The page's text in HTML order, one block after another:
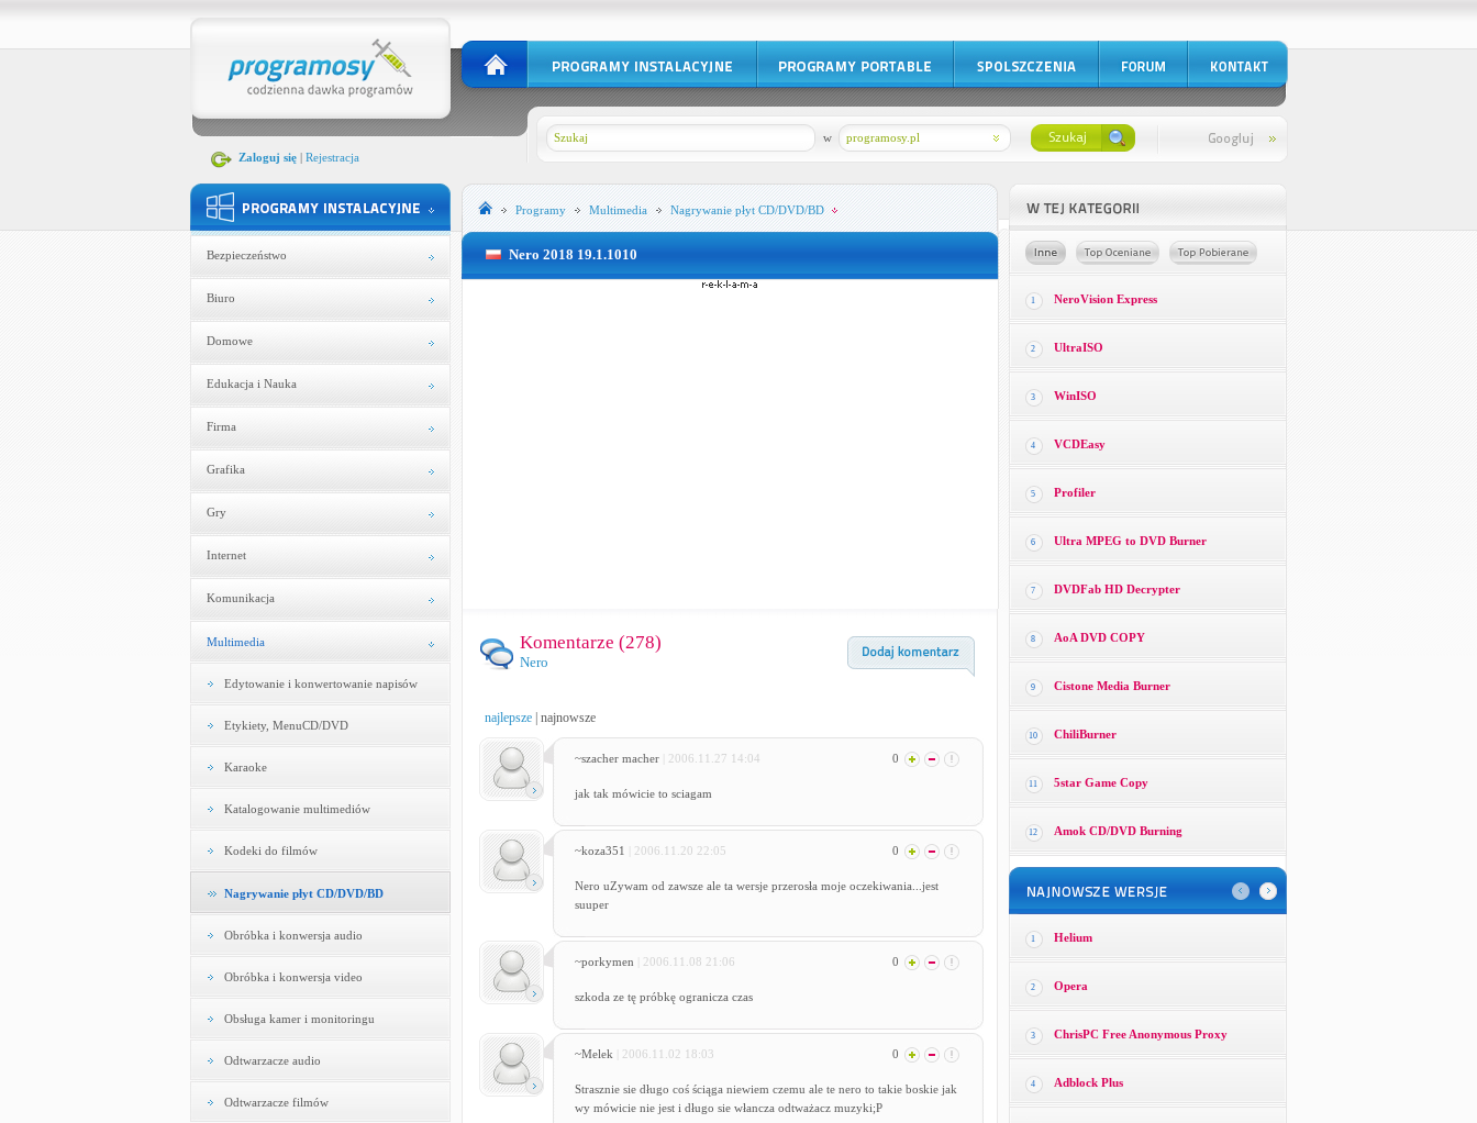
Zaloguj się| Rejestracja
programosy.pl
w
Bezpieczeństwo
Biuro
Domowe
Edukacja i Nauka
Firma
Grafika
Gry
Internet
Komunikacja
Multimedia
Edytowanie i konwertowanie napisów
Etykiety, MenuCD/DVD
Karaoke
Katalogowanie multimediów
Kodeki do filmów
Nagrywanie płyt CD/DVD/BD
Obróbka i konwersja audio
Obróbka i konwersja video
Obsługa kamer i monitoringu
Odtwarzacze audio
Odtwarzacze filmów
Programy Multimedia Nagrywanie płyt CD/DVD/BD
Nero 2018 19.1.1010
Komentarze (278)
Nero
najlepsze| najnowsze
~szacher macher | 2006.11.27 14:04 0
jak tak mówicie to sciagam
~koza351 | 2006.11.20 22:05 0
Nero uZywam od zawsze ale ta wersje przerosła moje oczekiwania...jest
suuper
~porkymen | 2006.11.08 21:06 0
szkoda ze tę próbkę ogranicza czas
~Melek | 2006.11.02 18:03 0
Strasznie sie długo coś ściąga niewiem czemu ale te nero to takie boskie jak
wy mówicie nie jest i długo sie włancza odtważacz muzyki;P
1 NeroVision Express
2 UltraISO
3 WinISO
4 VCDEasy
5 Profiler
6 Ultra MPEG to DVD Burner
7 DVDFab HD Decrypter
8 AoA DVD COPY
9 Cistone Media Burner
10 ChiliBurner
11 5star Game Copy
12 Amok CD/DVD Burning
1 Helium
2 Opera
3 ChrisPC Free Anonymous Proxy
4 Adblock Plus